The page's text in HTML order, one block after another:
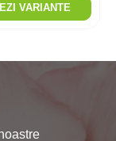
VARIANTE